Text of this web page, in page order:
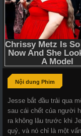
Nội dung Phim
Jesse bắt đầu trải qua
sau cái chết của người
ra không lâu trước khi
quỷ, và nó chỉ là một